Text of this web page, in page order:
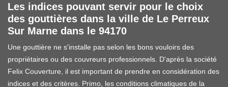
Les indices pouvant servir pour le choix
des gouttières dans la ville de Le Perreux
Sur Marne dans le 94170
Une gouttière ne s'installe pas selon les bons vouloirs des
propriétaires ou des couvreurs professionnels. D'après la société
Felix Couverture, il est important de prendre en considération des
indices et des critères. Primo, les conditions climatiques de la